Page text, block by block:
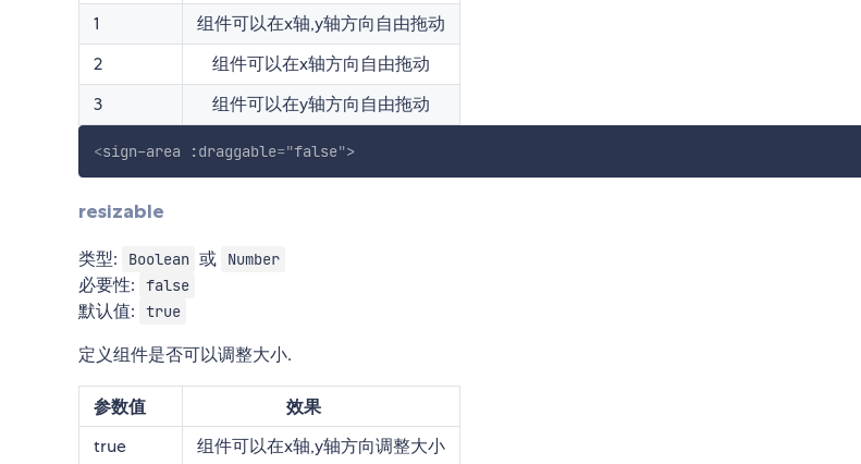
1
组件可以在x轴,y轴方向自由拖动
2
组件可以在x轴方向自由拖动
3
组件可以在y轴方向自由拖动
<sign-area :draggable="false">
resizable
类型: Boolean 或 Number
必要性: false
默认值: true
定义组件是否可以调整大小.
参数值 效果
true
组件可以在x轴,y轴方向调整大小